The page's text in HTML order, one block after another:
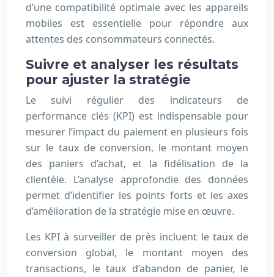
d’une compatibilité optimale avec les appareils
mobiles est essentielle pour répondre aux
attentes des consommateurs connectés.
Suivre et analyser les résultats
pour ajuster la stratégie
Le suivi régulier des indicateurs de
performance clés (KPI) est indispensable pour
mesurer l’impact du paiement en plusieurs fois
sur le taux de conversion, le montant moyen
des paniers d’achat, et la fidélisation de la
clientèle. L’analyse approfondie des données
permet d’identifier les points forts et les axes
d’amélioration de la stratégie mise en œuvre.
Les KPI à surveiller de près incluent le taux de
conversion global, le montant moyen des
transactions, le taux d’abandon de panier, le